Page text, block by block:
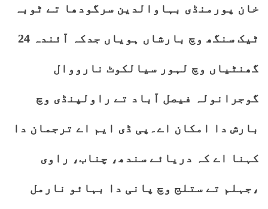
خان پورمنڈی بہاوالدین سرگودھا تے ٹوبہ
ٹیک سنگھ وچ بارشاں ہویاں جدکہ آئندہ 24
گھنٹیاں وچ لہور سیالکوٹ نارووال
گوجرانولہ فیصل آباد تے راولپنڈی وچ
بارش دا امکان اے۔پی ڈی ایم اے ترجمان دا
کہنا اے کہ دریائے سندھ، چناب، راوی
،جہلم تے ستلج وچ پانی دا بہائو نارمل